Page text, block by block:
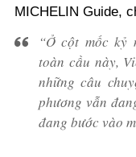
MICHELIN Guide,
“Ở cột mốc kỷ
toàn cầu này,
những câu
phương vẫn
đang bước vào